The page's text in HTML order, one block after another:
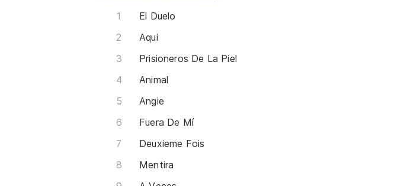
El Duelo
Aqui
Prisioneros De La Piel
Animal
Angie
Fuera De Mí
Deuxieme Fois
Mentira